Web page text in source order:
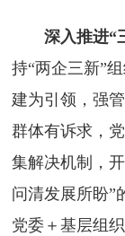
深入推进“
持“两企三新”
建为引领，强
群体有诉求，
集解决机制，
问清发展所盼”
党委＋基层组